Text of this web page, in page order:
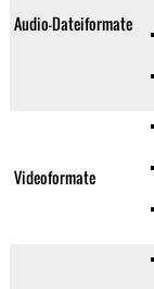
Audio-Dateiformate
Videoformate